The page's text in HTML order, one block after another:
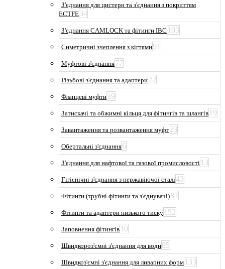
З'єднання для цистерн та з'єднання з покриттям
ECTFE34
З'єднання CAMLOCK та фітинги IBC 103
Симетричні зчеплення з кігтями91
Муфтові з'єднання77
Різьбові з'єднання та адаптери22
Фланцеві муфти 19
Затискачі та обжимні кільця для фітингів та шлангів 19
Завантаження та розвантаження муфт23
Обертальні з'єднання6
З'єднання для нафтової та газової промисловості 13
Гігієнічні з'єднання з нержавіючої сталі43
Фітинги (трубні фітинги та з'єднувачі)87
Фітинги та адаптери низького тиску 152
Заповнення фітингів 10
Швидкороз'ємні з'єднання для води85
Швидкоз'ємні з'єднання для ливарних форм 133